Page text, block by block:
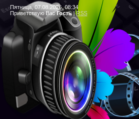
Пятница, 07.08.2026, 08:34
Приветствую Вас Гость|RSS